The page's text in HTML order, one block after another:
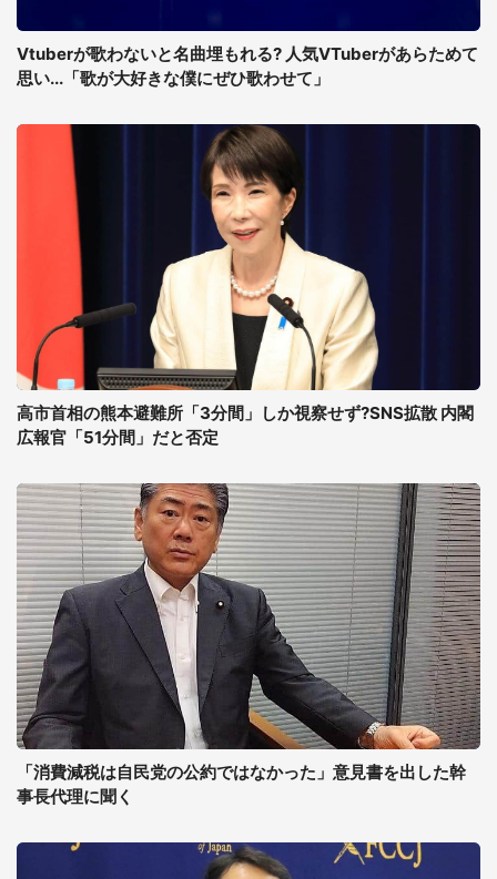
Vtuberが歌わないと名曲埋もれる? 人気VTuberがあらためて
思い...「歌が大好きな僕にぜひ歌わせて」
高市首相の熊本避難所「3分間」しか視察せず?SNS拡散 内閣
広報官「51分間」だと否定
「消費減税は自民党の公約ではなかった」意見書を出した幹
事長代理に聞く